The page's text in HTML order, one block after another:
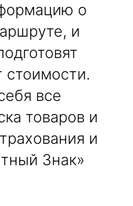
о
и
стоимости.
все
товаров и
и
Знак»